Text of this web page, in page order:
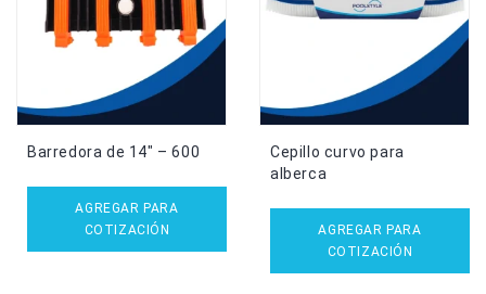
Barredora de 14″ – 600
AGREGAR PARA
COTIZACIÓN
Cepillo curvo para
alberca
AGREGAR PARA
COTIZACIÓN